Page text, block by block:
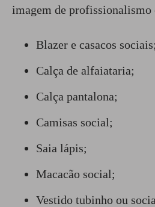
imagem de profissionalismo
Blazer e casacos sociais;
Calça de alfaiataria;
Calça pantalona;
Camisas social;
Saia lápis;
Macacão social;
Vestido tubinho ou